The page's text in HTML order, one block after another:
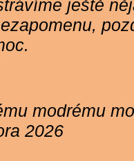
ještě
modrému
2026